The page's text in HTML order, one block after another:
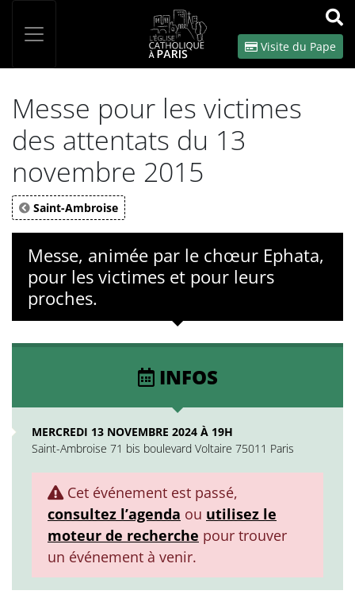
OK
Visite du Pape
Messe pour les victimes
des attentats du 13
novembre 2015
Saint-Ambroise
Messe, animée par le chœur Ephata,
pour les victimes et pour leurs
proches.
INFOS
MERCREDI 13 NOVEMBRE 2024 À 19H
Saint-Ambroise 71 bis boulevard Voltaire 75011 Paris
Cet événement est passé,
consultez l’agenda ou utilisez le
moteur de recherche pour trouver
un événement à venir.
Panneau de gestion des cookies